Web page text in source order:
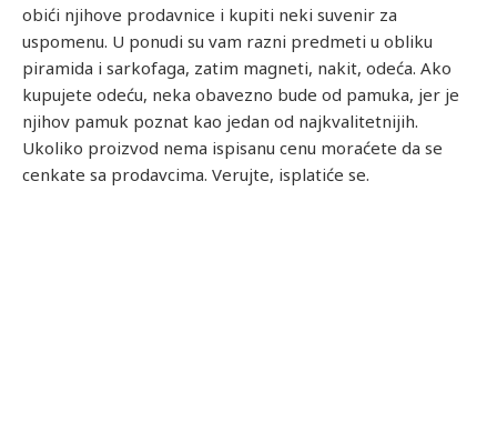
obići njihove prodavnice i kupiti neki suvenir za
uspomenu. U ponudi su vam razni predmeti u obliku
piramida i sarkofaga, zatim magneti, nakit, odeća. Ako
kupujete odeću, neka obavezno bude od pamuka, jer je
njihov pamuk poznat kao jedan od najkvalitetnijih.
Ukoliko proizvod nema ispisanu cenu moraćete da se
cenkate sa prodavcima. Verujte, isplatiće se.